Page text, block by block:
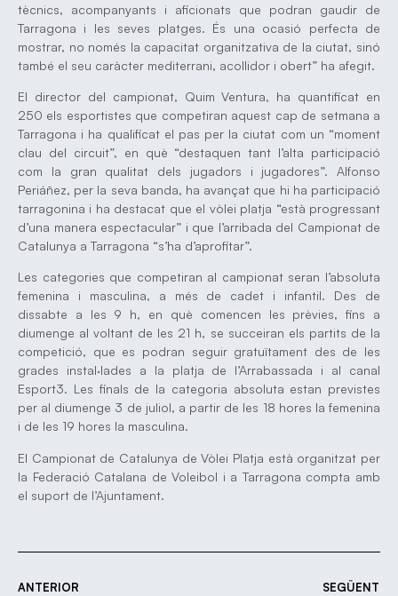
tècnics, acompanyants i aficionats que podran gaudir de
Tarragona i les seves platges. És una ocasió perfecta de
mostrar, no només la capacitat organitzativa de la ciutat, sinó
també el seu caràcter mediterrani, acollidor i obert” ha afegit.
El director del campionat, Quim Ventura, ha quantificat en
250 els esportistes que competiran aquest cap de setmana a
Tarragona i ha qualificat el pas per la ciutat com un “moment
clau del circuit”, en què “destaquen tant l’alta participació
com la gran qualitat dels jugadors i jugadores”. Alfonso
Periáñez, per la seva banda, ha avançat que hi ha participació
tarragonina i ha destacat que el vòlei platja “està progressant
d’una manera espectacular” i que l’arribada del Campionat de
Catalunya a Tarragona “s’ha d’aprofitar”.
Les categories que competiran al campionat seran l’absoluta
femenina i masculina, a més de cadet i infantil. Des de
dissabte a les 9 h, en què comencen les prèvies, fins a
diumenge al voltant de les 21 h, se succeiran els partits de la
competició, que es podran seguir gratuïtament des de les
grades instal·lades a la platja de l’Arrabassada i al canal
Esport3. Les finals de la categoria absoluta estan previstes
per al diumenge 3 de juliol, a partir de les 18 hores la femenina
i de les 19 hores la masculina.
El Campionat de Catalunya de Vòlei Platja està organitzat per
la Federació Catalana de Voleibol i a Tarragona compta amb
el suport de l’Ajuntament.
ANTERIOR SEGÜENT